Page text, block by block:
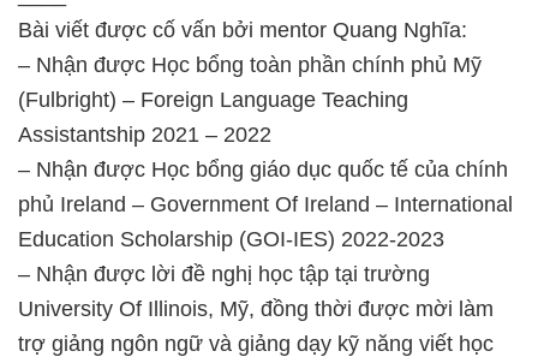
Bài viết được cố vấn bởi mentor Quang Nghĩa:
– Nhận được Học bổng toàn phần chính phủ Mỹ
(Fulbright) – Foreign Language Teaching
Assistantship 2021 – 2022
– Nhận được Học bổng giáo dục quốc tế của chính
phủ Ireland – Government Of Ireland – International
Education Scholarship (GOI-IES) 2022-2023
– Nhận được lời đề nghị học tập tại trường
University Of Illinois, Mỹ, đồng thời được mời làm
trợ giảng ngôn ngữ và giảng dạy kỹ năng viết học